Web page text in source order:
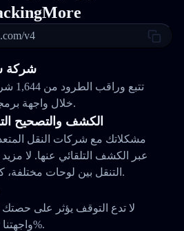
v4
1,600+
تتبع
خلال واجهة برمجة تطبيقات واحدة فقط.
الكشف والتصحيح
عبر الكشف التلقائي عنها. لا
التنقل بين لوحات مختلفة، كل شيء في مكان واحد.
لا تدع التوقف يؤثر على حصتك
واجهتنا توفر معدل تشغيل 99.9%.